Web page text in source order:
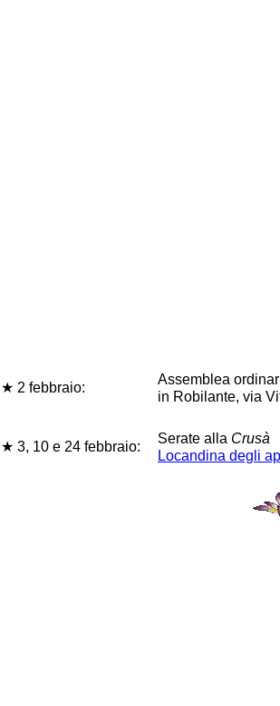
★ 2 febbraio:
Assemblea
in Robilante, via
★ 3, 10 e 24 febbraio:
Serate alla Crusà
Locandina degli